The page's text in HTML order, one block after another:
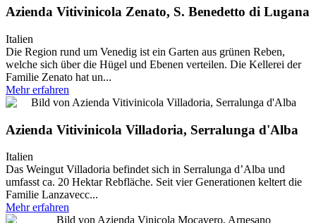
Azienda Vitivinicola Zenato, S. Benedetto di Lugana
Italien
Die Region rund um Venedig ist ein Garten aus grünen Reben,
welche sich über die Hügel und Ebenen verteilen. Die Kellerei der
Familie Zenato hat un...
Mehr erfahren
Azienda Vitivinicola Villadoria, Serralunga d'Alba
Italien
Das Weingut Villadoria befindet sich in Serralunga d’Alba und
umfasst ca. 20 Hektar Rebfläche. Seit vier Generationen keltert die
Familie Lanzavecc...
Mehr erfahren